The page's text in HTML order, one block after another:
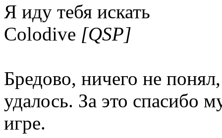
Я иду тебя искать
Colodive [QSP]
Бредово, ничего не
удалось. За это спасибо
игре.